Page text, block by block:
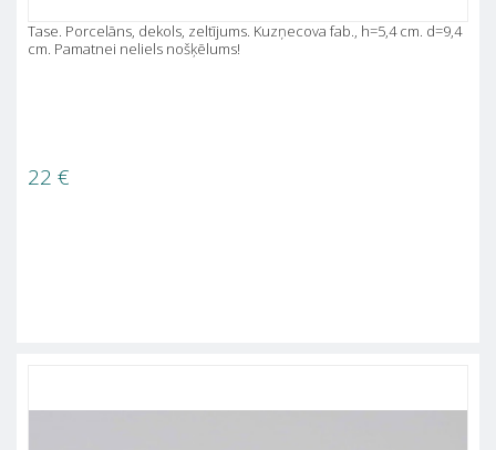
Tase. Porcelāns, dekols, zeltījums. Kuzņecova fab., h=5,4 cm. d=9,4
cm. Pamatnei neliels nošķēlums!
22 €